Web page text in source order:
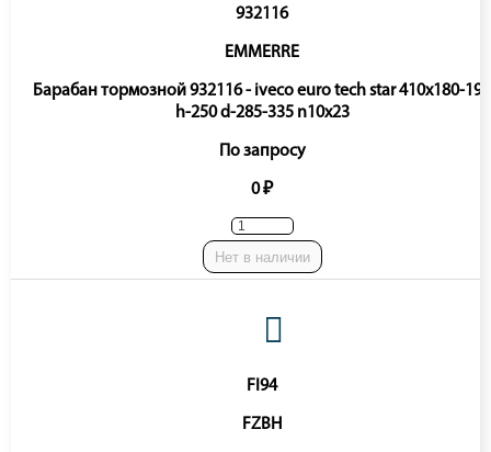
932116
EMMERRE
Барабан тормозной 932116 - iveco euro tech star 410x180-193
h-250 d-285-335 n10x23
По запросу
0 ₽
Нет в наличии
FI94
FZBH